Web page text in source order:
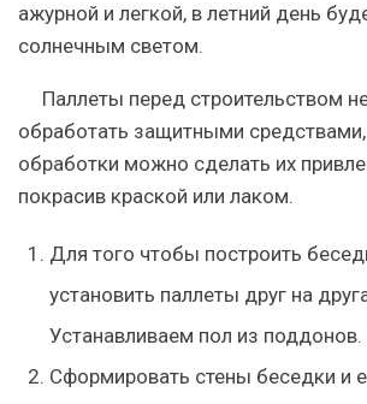
ажурной и легкой, в летний день
солнечным светом.
Паллеты перед строительством
обработать защитными
обработки можно сделать их
покрасив краской или лаком.
Для того чтобы построить
установить паллеты друг на
Устанавливаем пол из поддонов.
Сформировать стены беседки и